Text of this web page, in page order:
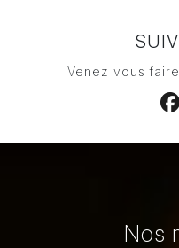
Venez vous
Nos